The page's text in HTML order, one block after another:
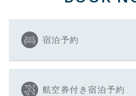
宿泊予約
航空券付き宿泊予約